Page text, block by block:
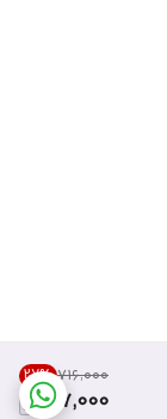
۷۱۶٬۰۰۰ 27%
517,000